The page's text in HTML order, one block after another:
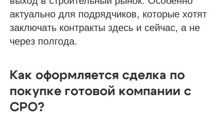
актуально для подрядчиков, которые хотят
заключать контракты здесь и сейчас, а не
через полгода.
Как оформляется сделка по
покупке готовой компании с
СРО?